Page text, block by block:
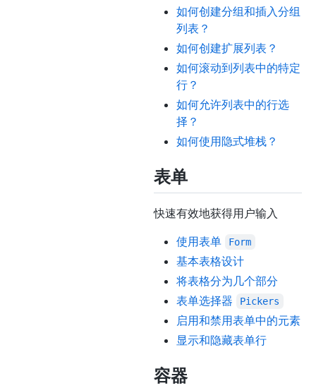
如何创建分组和插入分组
列表？
如何创建扩展列表？
如何滚动到列表中的特定
行？
如何允许列表中的行选
择？
如何使用隐式堆栈？
表单
快速有效地获得用户输入
使用表单
Form
基本表格设计
将表格分为几个部分
表单选择器
Pickers
启用和禁用表单中的元素
显示和隐藏表单行
容器